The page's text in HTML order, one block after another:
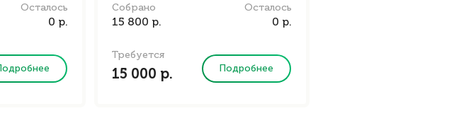
Осталось
0 р.
Собрано
15 800 р.
Осталось
0 р.
Требуется
15 000 р. Подробнее